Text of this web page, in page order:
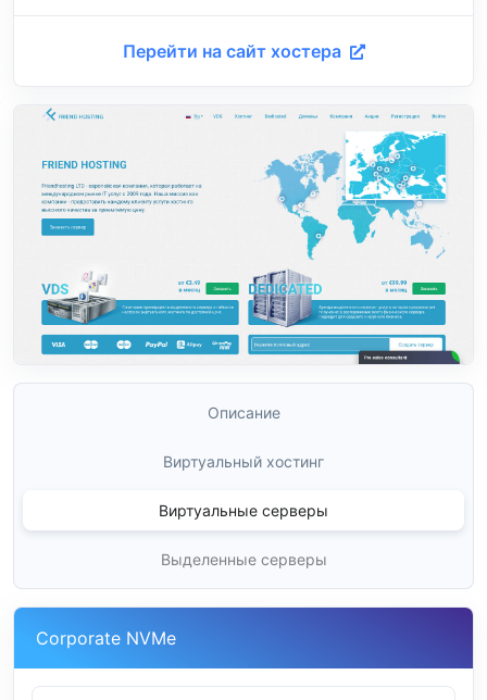
Перейти на сайт хостера
Описание
Виртуальный хостинг
Виртуальные серверы
Выделенные серверы
Corporate NVMe